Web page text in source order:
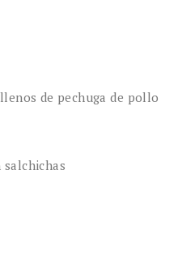
de pechuga de pollo